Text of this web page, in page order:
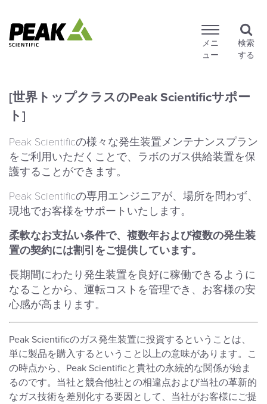
メニ
ュー
検索
する
[世界トップクラスのPeak Scientificサポー
ト]
Peak Scientificの様々な発生装置メンテナンスプラン
をご利用いただくことで、ラボのガス供給装置を保
護することができます。
Peak Scientificの専用エンジニアが、場所を問わず、
現地でお客様をサポートいたします。
柔軟なお支払い条件で、複数年および複数の発生装
置の契約には割引をご提供しています。
長期間にわたり発生装置を良好に稼働できるように
なることから、運転コストを管理でき、お客様の安
心感が高まります。
Peak Scientificのガス発生装置に投資するということは、
単に製品を購入するということ以上の意味があります。こ
の時点から、Peak Scientificと貴社の永続的な関係が始ま
るのです。当社と競合他社との相違点および当社の革新的
なガス技術を差別化する要因として、当社がお客様にご提